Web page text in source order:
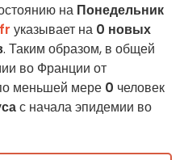
на Понедельник
указывает на 0 новых
. Таким образом, в общей
во Франции от
меньшей мере 0 человек
с начала эпидемии во